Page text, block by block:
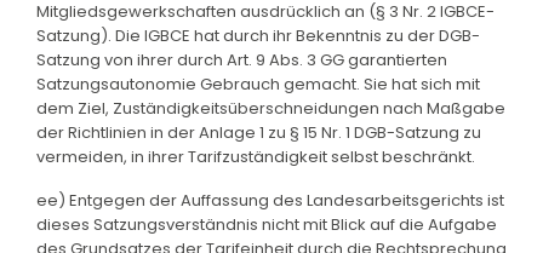
Mitgliedsgewerkschaften ausdrücklich an (§ 3 Nr. 2 IGBCE-
Satzung). Die IGBCE hat durch ihr Bekenntnis zu der DGB-
Satzung von ihrer durch Art. 9 Abs. 3 GG garantierten
Satzungsautonomie Gebrauch gemacht. Sie hat sich mit
dem Ziel, Zuständigkeitsüberschneidungen nach Maßgabe
der Richtlinien in der Anlage 1 zu § 15 Nr. 1 DGB-Satzung zu
vermeiden, in ihrer Tarifzuständigkeit selbst beschränkt.
ee) Entgegen der Auffassung des Landesarbeitsgerichts ist
dieses Satzungsverständnis nicht mit Blick auf die Aufgabe